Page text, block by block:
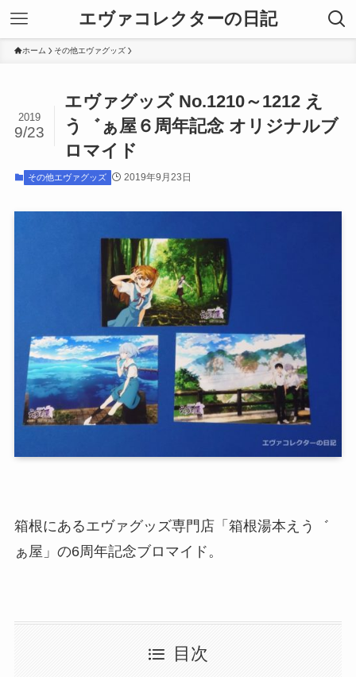
エヴァコレクターの日記
ホーム その他エヴァグッズ
エヴァグッズ No.1210～1212 え
う゛ぁ屋６周年記念 オリジナルブ
ロマイド
2019
9/23
その他エヴァグッズ 2019年9月23日
箱根にあるエヴァグッズ専門店「箱根湯本えう゛
ぁ屋」の6周年記念ブロマイド。
目次